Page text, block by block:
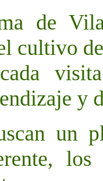
de
cultivo
y
un